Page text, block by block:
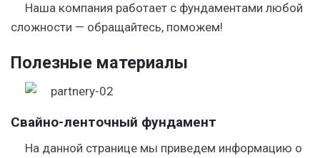
Наша компания работает с фундаментами любой
сложности — обращайтесь, поможем!
Полезные материалы
Свайно-ленточный фундамент
На данной странице мы приведем информацию о